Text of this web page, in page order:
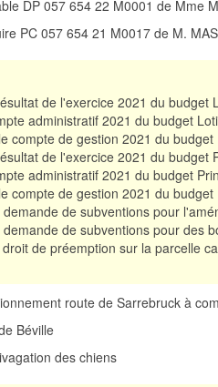
DP 057 654 22 M0001 de Mme
PC 057 654 21 M0017 de M.
de l'exercice 2021 du budget
administratif 2021 du budget
compte de gestion 2021 du budget
de l'exercice 2021 du budget
administratif 2021 du budget
compte de gestion 2021 du budget
de subventions pour
de subventions pour des
de préemption sur la parcelle
route de Sarrebruck à
Béville
des chiens